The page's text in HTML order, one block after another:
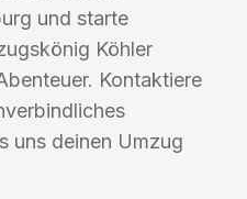
und starte
Köhler
Kontaktiere
uns deinen Umzug